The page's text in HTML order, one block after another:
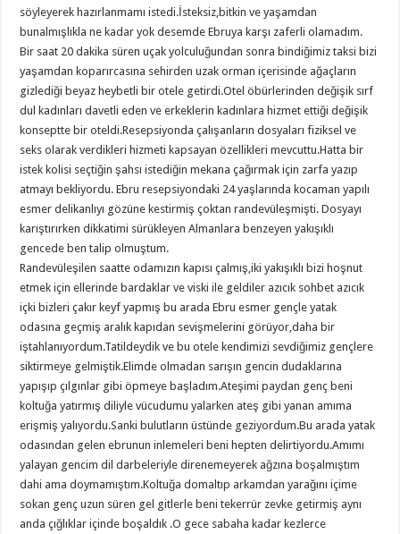
söyleyerek hazırlanmamı istedi.İsteksiz,bitkin ve yaşamdan
bunalmışlıkla ne kadar yok desemde Ebruya karşı zaferli olamadım.
Bir saat 20 dakika süren uçak yolculuğundan sonra bindiğimiz taksi bizi
yaşamdan koparırcasına sehirden uzak orman içerisinde ağaçların
gizlediği beyaz heybetli bir otele getirdi.Otel öbürlerinden değişik sırf
dul kadınları davetli eden ve erkeklerin kadınlara hizmet ettiği değişik
konseptte bir oteldi.Resepsiyonda çalışanların dosyaları fiziksel ve
seks olarak verdikleri hizmeti kapsayan özellikleri mevcuttu.Hatta bir
istek kolisi seçtiğin şahsı istediğin mekana çağırmak için zarfa yazıp
atmayı bekliyordu. Ebru resepsiyondaki 24 yaşlarında kocaman yapılı
esmer delikanlıyı gözüne kestirmiş çoktan randevüleşmişti. Dosyayı
karıştırırken dikkatimi sürükleyen Almanlara benzeyen yakışıklı
gencede ben talip olmuştum.
Randevüleşilen saatte odamızın kapısı çalmış,iki yakışıklı bizi hoşnut
etmek için ellerinde bardaklar ve viski ile geldiler azıcık sohbet azıcık
içki bizleri çakır keyf yapmış bu arada Ebru esmer gençle yatak
odasına geçmiş aralık kapıdan sevişmelerini görüyor,daha bir
iştahlanıyordum.Tatildeydik ve bu otele kendimizi sevdiğimiz gençlere
siktirmeye gelmiştik.Elimde olmadan sarışın gencin dudaklarına
yapışıp çılgınlar gibi öpmeye başladım.Ateşimi paydan genç beni
koltuğa yatırmış diliyle vücudumu yalarken ateş gibi yanan amıma
erişmiş yalıyordu.Sanki bulutların üstünde geziyordum.Bu arada yatak
odasından gelen ebrunun inlemeleri beni hepten delirtiyordu.Amımı
yalayan gencim dil darbeleriyle direnemeyerek ağzına boşalmıştım
dahi ama doymamıştım.Koltuğa domaltıp arkamdan yarağını içime
sokan genç uzun süren gel gitlerle beni tekerrür zevke getirmiş aynı
anda çığlıklar içinde boşaldık .O gece sabaha kadar kezlerce